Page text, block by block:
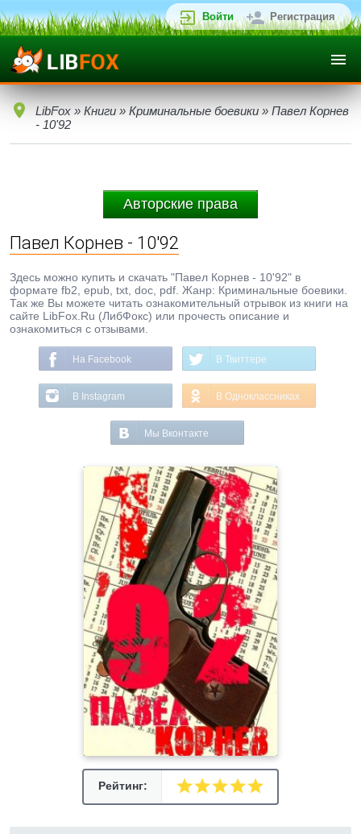
Войти Регистрация
LibFox » Книги » Криминальные боевики » Павел Корнев
- 10'92
Авторские права
Павел Корнев - 10'92
Здесь можно купить и скачать "Павел Корнев - 10'92" в
формате fb2, epub, txt, doc, pdf. Жанр: Криминальные боевики.
Так же Вы можете читать ознакомительный отрывок из книги на
сайте LibFox.Ru (ЛибФокс) или прочесть описание и
ознакомиться с отзывами.
На Facebook В Твиттере
В Instagram В Одноклассниках
Мы Вконтакте
Рейтинг: